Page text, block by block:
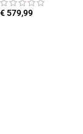
€ 579,99